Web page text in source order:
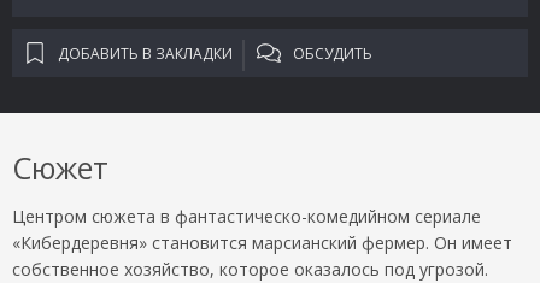
ДОБАВИТЬ В ЗАКЛАДКИ ОБСУДИТЬ
Сюжет
Центром сюжета в фантастическо-комедийном сериале
«Кибердеревня» становится марсианский фермер. Он имеет
собственное хозяйство, которое оказалось под угрозой.